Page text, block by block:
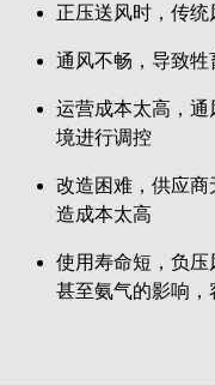
正压送风时，传
通风不畅，导致
运营成本太高，
境进行调控
改造困难，供应
造成本太高
使用寿命短，负压
甚至氨气的影响